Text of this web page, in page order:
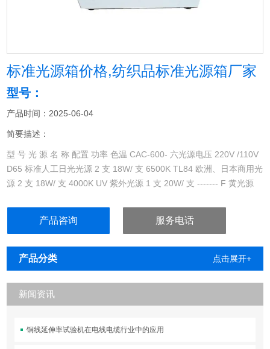
标准光源箱价格,纺织品标准光源箱厂家
型号：
产品时间：2025-06-04
简要描述：
型 号 光 源 名 称 配置 功率 色温 CAC-600- 六光源电压 220V /110V
D65 标准人工日光光源 2 支 18W/ 支 6500K TL84 欧洲、日本商用光
源 2 支 18W/ 支 4000K UV 紫外光源 1 支 20W/ 支 ------- F 黄光源
产品咨询 服务电话
产品分类 点击展开+
新闻资讯
铜线延伸率试验机在电线电缆行业中的应用